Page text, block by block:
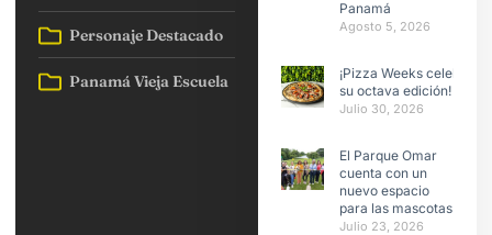
Personaje Destacado
Panamá Vieja Escuela
Panamá
Agosto 5, 2026
¡Pizza Weeks celebra
su octava edición!
Julio 30, 2026
El Parque Omar
cuenta con un
nuevo espacio
para las mascotas
Julio 23, 2026